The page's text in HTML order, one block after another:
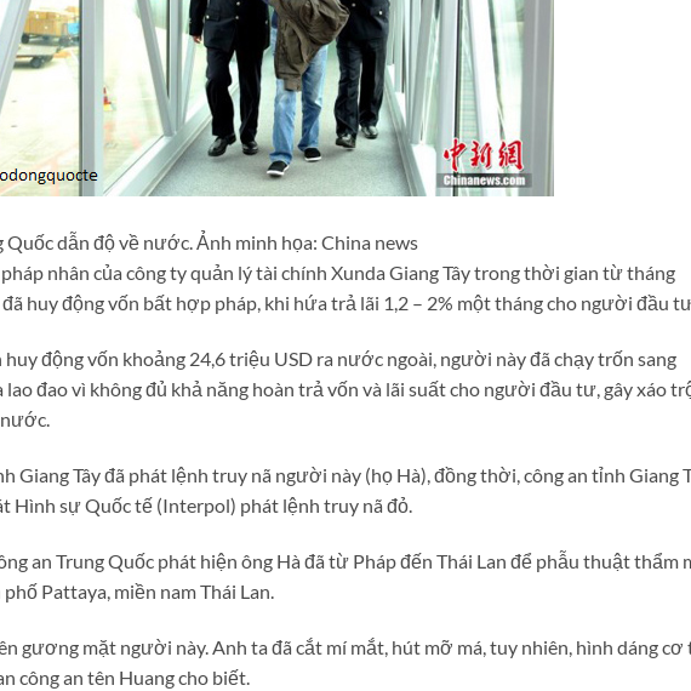
Quốc dẫn độ về nước. Ảnh minh họa: China news
nhân của công ty quản lý tài chính Xunda Giang Tây trong thời gian từ tháng
huy động vốn bất hợp pháp, khi hứa trả lãi 1,2 – 2% một tháng cho người đầu
động vốn khoảng 24,6 triệu USD ra nước ngoài, người này đã chạy trốn sang
lao đao vì không đủ khả năng hoàn trả vốn và lãi suất cho người đầu tư, gây xáo
Giang Tây đã phát lệnh truy nã người này (họ Hà), đồng thời, công an tỉnh Giang
Hình sự Quốc tế (Interpol) phát lệnh truy nã đỏ.
an Trung Quốc phát hiện ông Hà đã từ Pháp đến Thái Lan để phẫu thuật thẩm
Pattaya, miền nam Thái Lan.
gương mặt người này. Anh ta đã cắt mí mắt, hút mỡ má, tuy nhiên, hình dáng cơ
công an tên Huang cho biết.